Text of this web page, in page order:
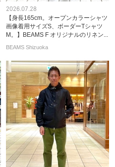
2026.07.28
【身長165cm。オープンカラーシャツ
画像着用サイズS、ボーダーTシャツ
M。】BEAMS F オリジナルのリネン...
BEAMS Shizuoka